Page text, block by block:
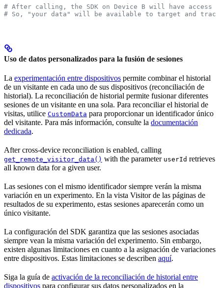
# After calling, the SDK on Device B will have access
# So, "your data" will be available to target and
Uso de datos personalizados para la fusión de sesiones
La experimentación entre dispositivos permite combinar el historial
de un visitante en cada uno de sus dispositivos (reconciliación de
historial). La reconciliación de historial permite fusionar diferentes
sesiones de un visitante en una sola. Para reconciliar el historial de
visitas, utilice CustomData para proporcionar un identificador único
del visitante. Para más información, consulte la documentación
dedicada.
After cross-device reconciliation is enabled, calling
get_remote_visitor_data() with the parameter userId retrieves
all known data for a given user.
Las sesiones con el mismo identificador siempre verán la misma
variación en un experimento. En la vista Visitor de las páginas de
resultados de su experimento, estas sesiones aparecerán como un
único visitante.
La configuración del SDK garantiza que las sesiones asociadas
siempre vean la misma variación del experimento. Sin embargo,
existen algunas limitaciones en cuanto a la asignación de variaciones
entre dispositivos. Estas limitaciones se describen aquí.
Siga la guía de activación de la reconciliación de historial entre
dispositivos para configurar sus datos personalizados en la